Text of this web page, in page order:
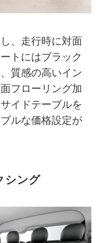
、走行時に対面
トにはブラック
質感の高いイン
フローリング加
イドテーブルを
ルな価格設定が
シング